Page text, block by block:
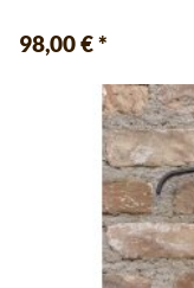
98,00 €*